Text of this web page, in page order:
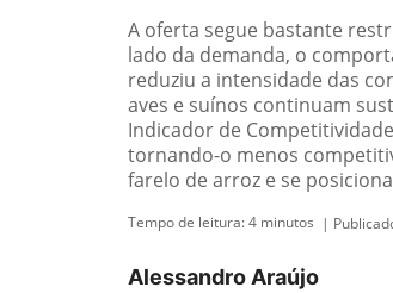
A oferta segue bastante
lado da demanda, o
reduziu a intensidade das
aves e suínos continuam
Indicador de
tornando-o menos
farelo de arroz e se
Tempo de leitura:4 minutos |
Alessandro Araújo